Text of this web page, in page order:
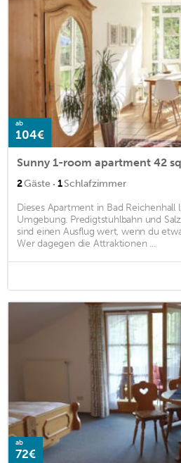
ab
104€
2Gäste · 1Schlafzimmer
Dieses Apartment in Bad Reichenhall
Umgebung. Predigtstuhlbahn und
sind einen Ausflug wert, wenn du
Wer dagegen die Attraktionen ...
ab
72€